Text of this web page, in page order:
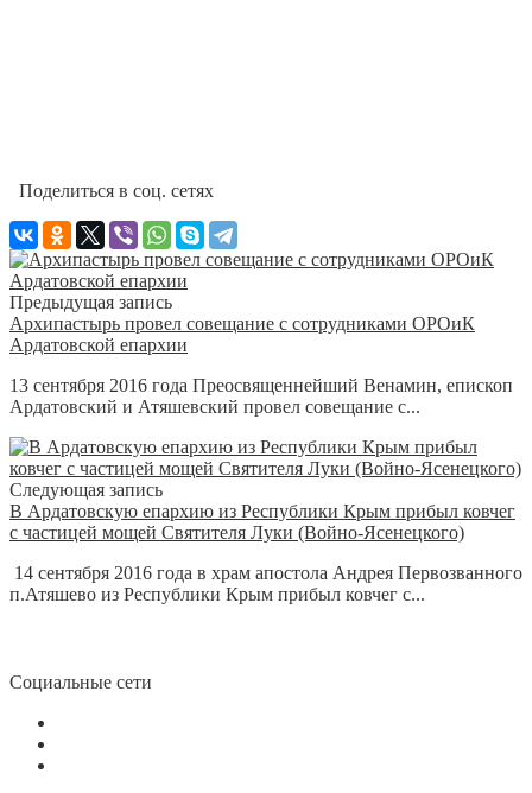
Поделиться в соц. сетях
Предыдущая запись
Архипастырь провел совещание с сотрудниками ОРОиК
Ардатовской епархии
13 сентября 2016 года Преосвященнейший Венамин, епископ
Ардатовский и Атяшевский провел совещание с...
Следующая запись
В Ардатовскую епархию из Республики Крым прибыл ковчег
с частицей мощей Святителя Луки (Войно-Ясенецкого)
14 сентября 2016 года в храм апостола Андрея Первозванного
п.Атяшево из Республики Крым прибыл ковчег с...
Социальные сети